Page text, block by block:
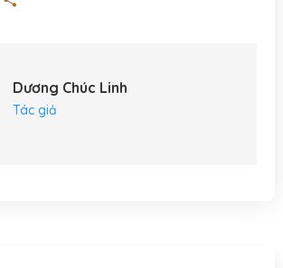
Dương Chúc Linh
Tác giả